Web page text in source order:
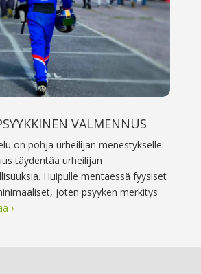
VALMENNUS
on pohja urheilijan menestykselle.
täydentää urheilijan
Huipulle mentäessä fyysiset
joten psyyken merkitys
›